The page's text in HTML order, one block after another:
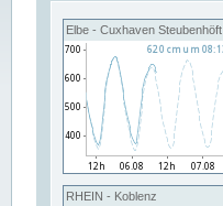
Elbe - Cuxhaven Steubenhöft
RHEIN - Koblenz